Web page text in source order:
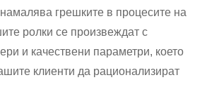
грешките в процесите на
ролки се произвеждат с
и качествени параметри, което
клиенти да рационализират